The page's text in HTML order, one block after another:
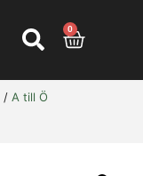
0
/ A till Ö